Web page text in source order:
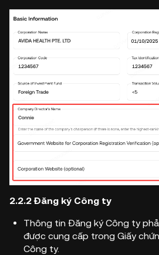
2.2.2 Đăng ký Công ty
Thông tin Đăng ký Công ty
được cung cấp trong Giấy
Công ty.